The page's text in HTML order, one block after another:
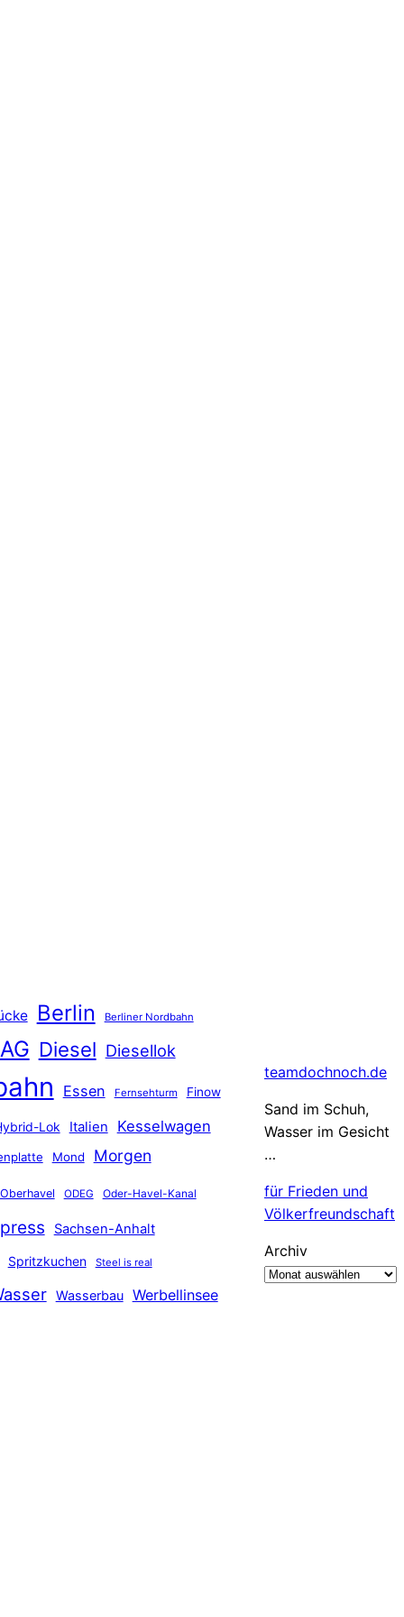
Berlin Berliner Nordbahn
Diesel Diesellok
Essen Fernsehturm Finow
Lok Italien Kesselwagen
Mond Morgen
Oberhavel ODEG Oder-Havel-Kanal
Sachsen-Anhalt
Spritzkuchen Steel is real
Wasserbau Werbellinsee
teamdochnoch.de
Sand im Schuh,
Wasser im Gesicht
…
für Frieden und
Völkerfreundschaft
Archiv